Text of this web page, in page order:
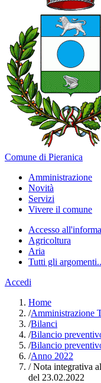
Comune di Pieranica
Amministrazione
Novità
Servizi
Vivere il comune
Accesso
Agricoltura
Aria
Tutti gli
Accedi
Home
/Amministrazione
/Bilanci
/Bilancio
/Bilancio
/Anno 2022
/Nota integrativa
del 23.02.2022